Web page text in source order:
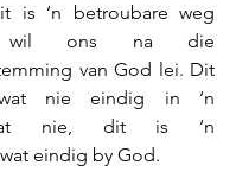
is ‘n betroubare weg
ons na die
van God lei. Dit
nie eindig in ‘n
nie, dit is ‘n
eindig by God.